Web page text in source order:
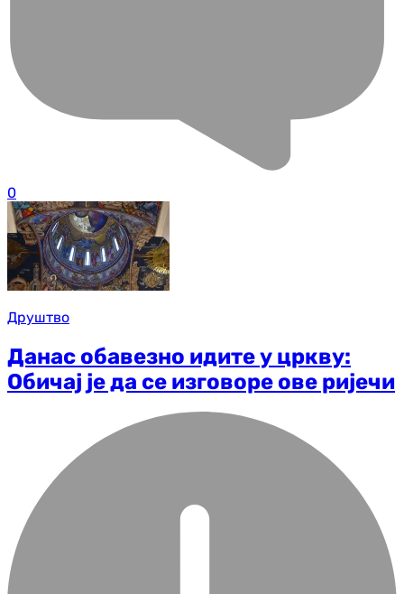
0
Друштво
Данас обавезно идите у цркву:
Обичај је да се изговоре ове ријечи